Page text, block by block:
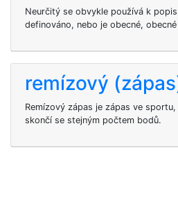
Neurčitý se obvykle používá k
definováno, nebo je obecné,
remízový
Remízový zápas je zápas ve
skončí se stejným počtem bodů.